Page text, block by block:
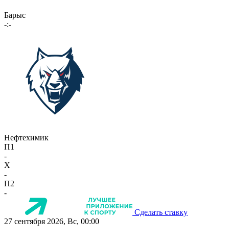
Барыс
-:-
Нефтехимик
П1
-
X
-
П2
-
Сделать ставку
27 сентября 2026, Вс, 00:00